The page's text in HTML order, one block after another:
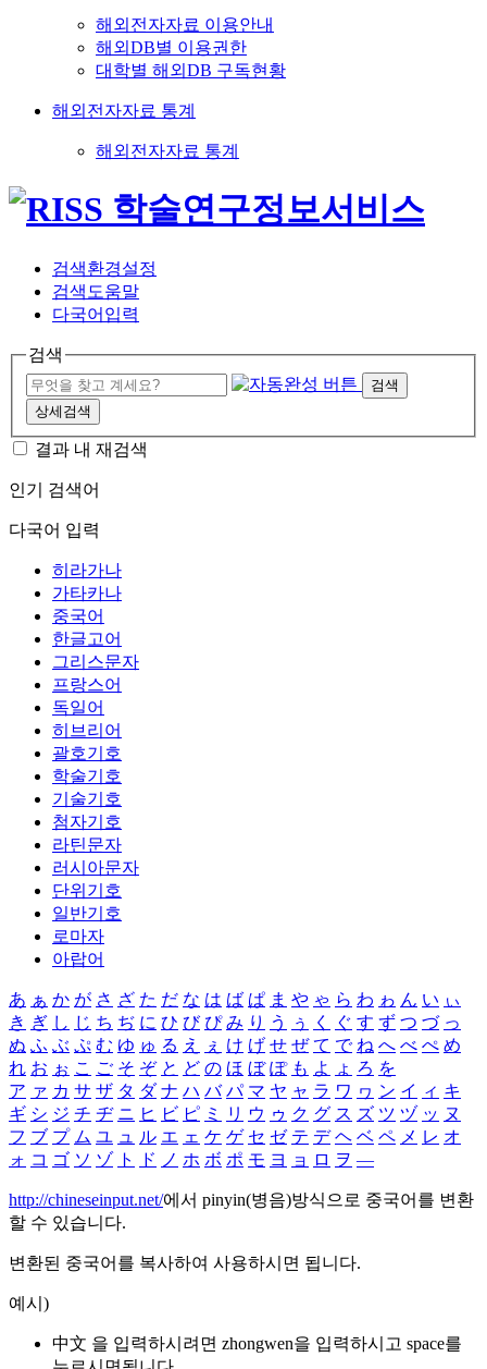
해외전자자료 이용안내
해외DB별 이용권한
대학별 해외DB 구독현황
해외전자자료 통계
해외전자자료 통계
검색환경설정
검색도움말
다국어입력
검색
검색
상세검색
결과 내 재검색
인기 검색어
다국어 입력
히라가나
가타카나
중국어
한글고어
그리스문자
프랑스어
독일어
히브리어
괄호기호
학술기호
기술기호
첨자기호
라틴문자
러시아문자
단위기호
일반기호
로마자
아랍어
あ ぁ か が さ ざ た だ な は ば ぱ ま や ゃ ら わ ゎ ん い ぃ
き ぎ し じ ち ぢ に ひ び ぴ み り う ぅ く ぐ す ず つ づ っ
ぬ ふ ぶ ぷ む ゆ ゅ る え ぇ け げ せ ぜ て で ね へ べ ぺ め
れ お ぉ こ ご そ ぞ と ど の ほ ぼ ぽ も よ ょ ろ を
ア ァ カ サ ザ タ ダ ナ ハ バ パ マ ヤ ャ ラ ワ ヮ ン イ ィ キ
ギ シ ジ チ ヂ ニ ヒ ビ ピ ミ リ ウ ゥ ク グ ス ズ ツ ヅ ッ ヌ
フ ブ プ ム ユ ュ ル エ ェ ケ ゲ セ ゼ テ デ ヘ ベ ペ メ レ オ
ォ コ ゴ ソ ゾ ト ド ノ ホ ボ ポ モ ヨ ョ ロ ヲ ―
http://chineseinput.net/에서 pinyin(병음)방식으로 중국어를 변환
할 수 있습니다.
변환된 중국어를 복사하여 사용하시면 됩니다.
예시)
中文 을 입력하시려면 zhongwen을 입력하시고 space를